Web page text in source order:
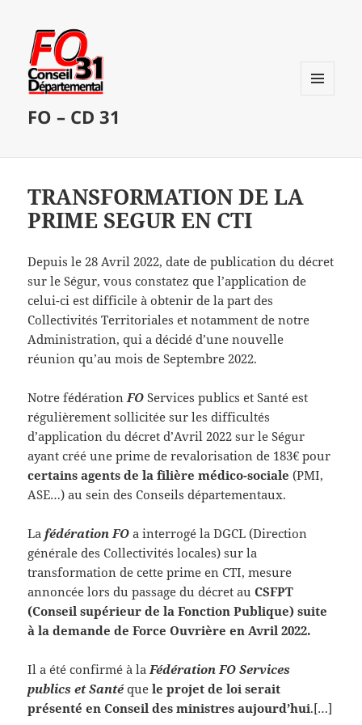
FO – CD 31
TRANSFORMATION DE LA
PRIME SEGUR EN CTI
Depuis le 28 Avril 2022, date de publication du décret
sur le Ségur, vous constatez que l’application de
celui-ci est difficile à obtenir de la part des
Collectivités Territoriales et notamment de notre
Administration, qui a décidé d’une nouvelle
réunion qu’au mois de Septembre 2022.
Notre fédérationFO Services publics et Santé est
régulièrement sollicitée sur les difficultés
d’application du décret d’Avril 2022 sur le Ségur
ayant créé une prime de revalorisation de 183€ pour
certains agents de la filière médico-sociale (PMI,
ASE…) au sein des Conseils départementaux.
Lafédération FO a interrogé la DGCL (Direction
générale des Collectivités locales) sur la
transformation de cette prime en CTI, mesure
annoncée lors du passage du décret auCSFPT
(Conseil supérieur de la Fonction Publique) suite
à la demande de Force Ouvrière en Avril 2022.
Il a été confirmé à laFédération FO Services
publics et Santéquele projet de loi serait
présenté en Conseil des ministres aujourd’hui.[…]